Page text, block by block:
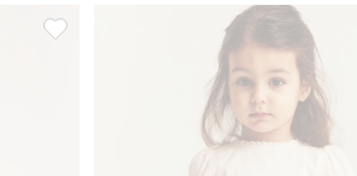
Vauvojen housut, joissa on